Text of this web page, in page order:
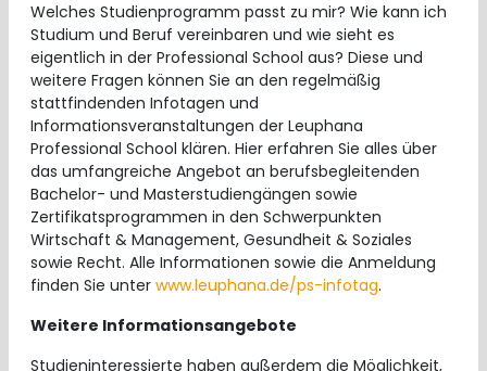
Welches Studienprogramm passt zu mir? Wie kann ich
Studium und Beruf vereinbaren und wie sieht es
eigentlich in der Professional School aus? Diese und
weitere Fragen können Sie an den regelmäßig
stattfindenden Infotagen und
Informationsveranstaltungen der Leuphana
Professional School klären. Hier erfahren Sie alles über
das umfangreiche Angebot an berufsbegleitenden
Bachelor- und Masterstudiengängen sowie
Zertifikatsprogrammen in den Schwerpunkten
Wirtschaft & Management, Gesundheit & Soziales
sowie Recht. Alle Informationen sowie die Anmeldung
finden Sie unter www.leuphana.de/ps-infotag.
Weitere Informationsangebote
Studieninteressierte haben außerdem die Möglichkeit,